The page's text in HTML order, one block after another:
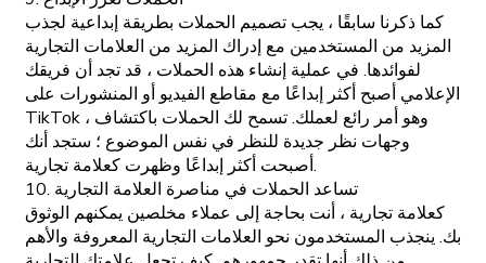
كما ذكرنا سابقًا ، يجب تصميم الحملات بطريقة إبداعية لجذب
المزيد من المستخدمين مع إدراك المزيد من العلامات التجارية
لفوائدها. في عملية إنشاء هذه الحملات ، قد تجد أن فريقك
الإعلامي أصبح أكثر إبداعًا مع مقاطع الفيديو أو المنشورات على
TikTok ، وهو أمر رائع لعملك. تسمح لك الحملات باكتشاف
وجهات نظر جديدة للنظر في نفس الموضوع ؛ ستجد أنك
أصبحت أكثر إبداعًا وظهرت كعلامة تجارية.
10. تساعد الحملات في مناصرة العلامة التجارية
كعلامة تجارية ، أنت بحاجة إلى عملاء مخلصين يمكنهم الوثوق
بك. ينجذب المستخدمون نحو العلامات التجارية المعروفة والأهم